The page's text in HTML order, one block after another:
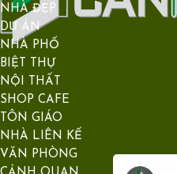
NHÀ ĐẸP
DỰ ÁN
NHÀ PHỐ
BIỆT THỰ
NỘI THẤT
SHOP CAFE
TÔN GIÁO
NHÀ LIÊN KẾ
VĂN PHÒNG